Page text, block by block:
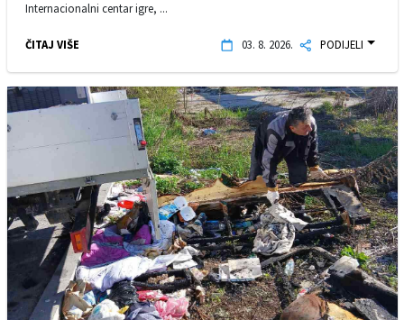
Internacionalni centar igre, ...
ČITAJ VIŠE 03. 8. 2026. PODIJELI